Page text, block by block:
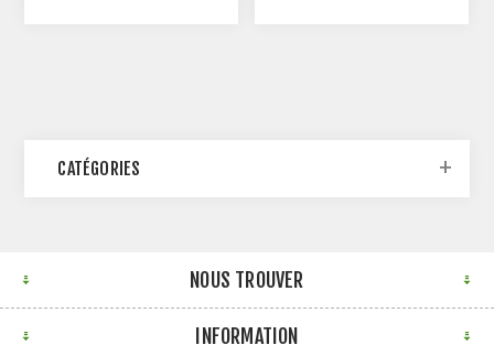
CATÉGORIES
NOUS TROUVER
INFORMATION